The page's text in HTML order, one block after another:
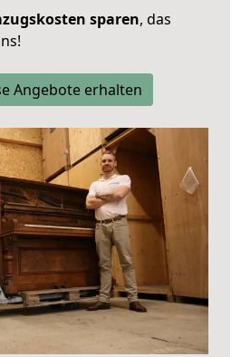
sparen, das
Angebote erhalten